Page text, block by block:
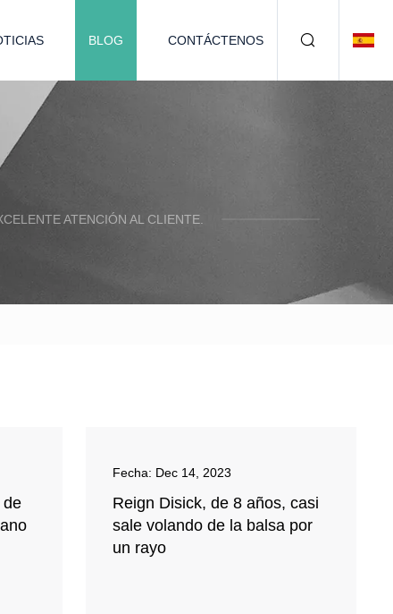
BLOG CONTÁCTENOS
ATENCIÓN AL CLIENTE.
de
Fecha: Dec 14, 2023
Reign Disick, de 8 años, casi
sale volando de la balsa por
un rayo